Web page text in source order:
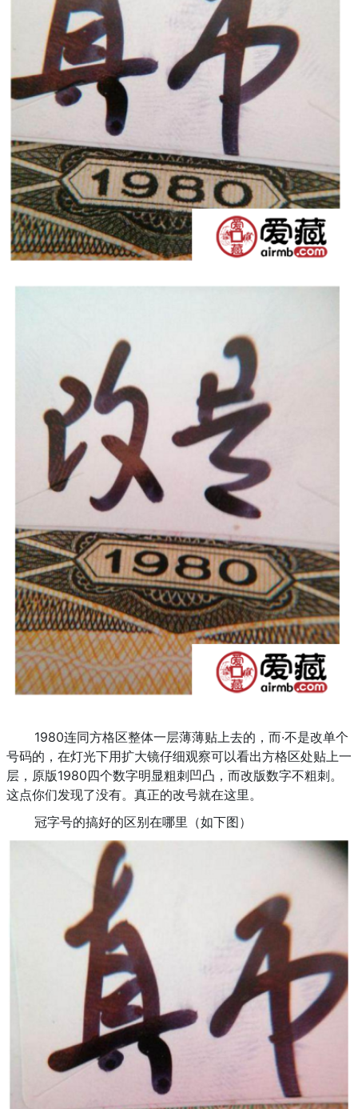
1980连同方格区整体一层薄薄贴上去的，而·不是改单个
号码的，在灯光下用扩大镜仔细观察可以看出方格区处贴上一
层，原版1980四个数字明显粗刺凹凸，而改版数字不粗刺。
这点你们发现了没有。真正的改号就在这里。
冠字号的搞好的区别在哪里（如下图）